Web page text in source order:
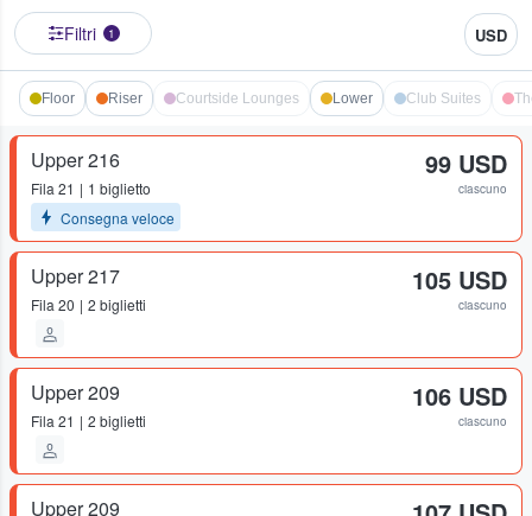
Filtri 1 USD
Floor Riser Courtside Lounges Lower Club Suites
Upper 216
Fila 21
1 biglietto
Consegna veloce
99 USD
ciascuno
Upper 217
Fila 20 2 biglietti
105 USD
ciascuno
Upper 209
Fila 21 2 biglietti
106 USD
ciascuno
Upper 209